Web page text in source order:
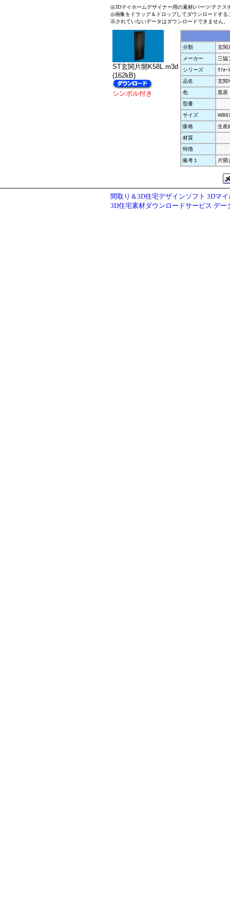
◎3Dマイホームデザイナー用の素材(パーツ/テクス
◎画像をドラッグ＆ドロップしてダウンロードす
示されていないデータはダウンロードできません。
ST玄関片開K58L.m3d
(162kB)
シンボル付き
分類
玄関
メーカー
三協
シリーズ
ﾗﾌｫｰ
品名
玄関
色
黒茶
型番
サイズ
価格
生産
材質
特徴
備考１
片開
間取り＆3D住宅デザインソフト 3Dマ
3D住宅素材ダウンロードサービス デー